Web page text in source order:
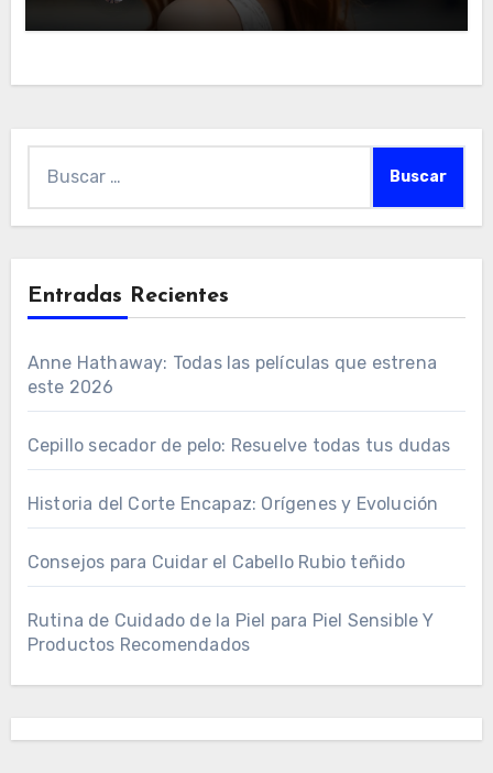
Entradas Recientes
Anne Hathaway: Todas las películas que estrena
este 2026
Cepillo secador de pelo: Resuelve todas tus dudas
Historia del Corte Encapaz: Orígenes y Evolución
Consejos para Cuidar el Cabello Rubio teñido
Rutina de Cuidado de la Piel para Piel Sensible Y
Productos Recomendados